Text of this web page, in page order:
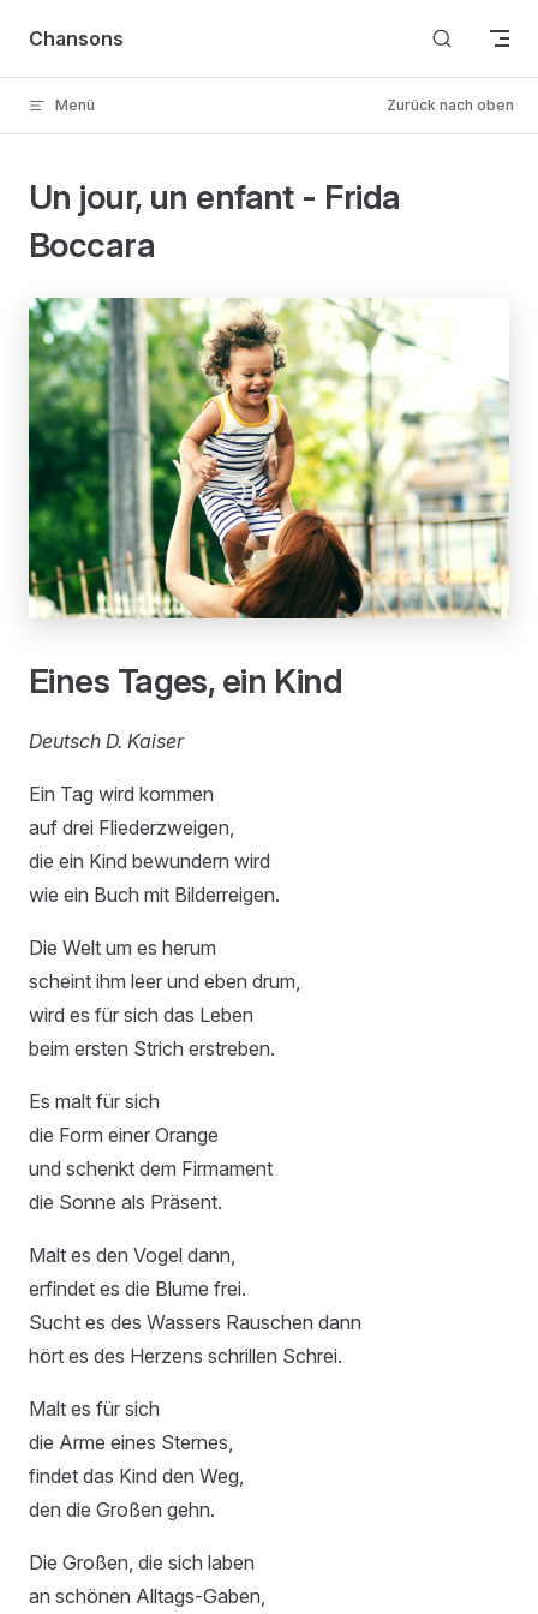
Skip to content
Chansons
Menü Zurück nach oben
Un jour, un enfant - Frida
Boccara
Eines Tages, ein Kind
Deutsch D. Kaiser
Ein Tag wird kommen
auf drei Fliederzweigen,
die ein Kind bewundern wird
wie ein Buch mit Bilderreigen.
Die Welt um es herum
scheint ihm leer und eben drum,
wird es für sich das Leben
beim ersten Strich erstreben.
Es malt für sich
die Form einer Orange
und schenkt dem Firmament
die Sonne als Präsent.
Malt es den Vogel dann,
erfindet es die Blume frei.
Sucht es des Wassers Rauschen dann
hört es des Herzens schrillen Schrei.
Malt es für sich
die Arme eines Sternes,
findet das Kind den Weg,
den die Großen gehn.
Die Großen, die sich laben
an schönen Alltags-Gaben,